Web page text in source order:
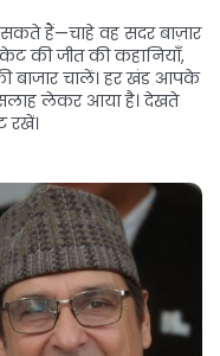
हैं—चाहे वह सदर बाज़ार
की जीत की कहानियाँ,
बाजार चालें। हर खंड आपके
सलाह लेकर आया है। देखते
रखें।